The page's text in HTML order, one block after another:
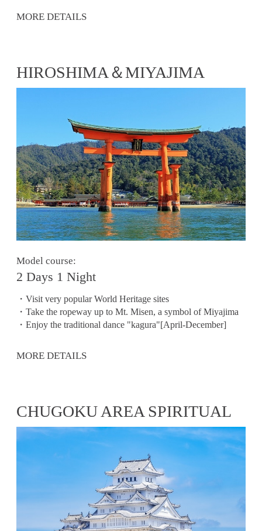
MORE DETAILS
HIROSHIMA＆MIYAJIMA
Model course:
2 Days 1 Night
・Visit very popular World Heritage sites
・Take the ropeway up to Mt. Misen, a symbol of Miyajima
・Enjoy the traditional dance "kagura"[April-December]
MORE DETAILS
CHUGOKU AREA SPIRITUAL